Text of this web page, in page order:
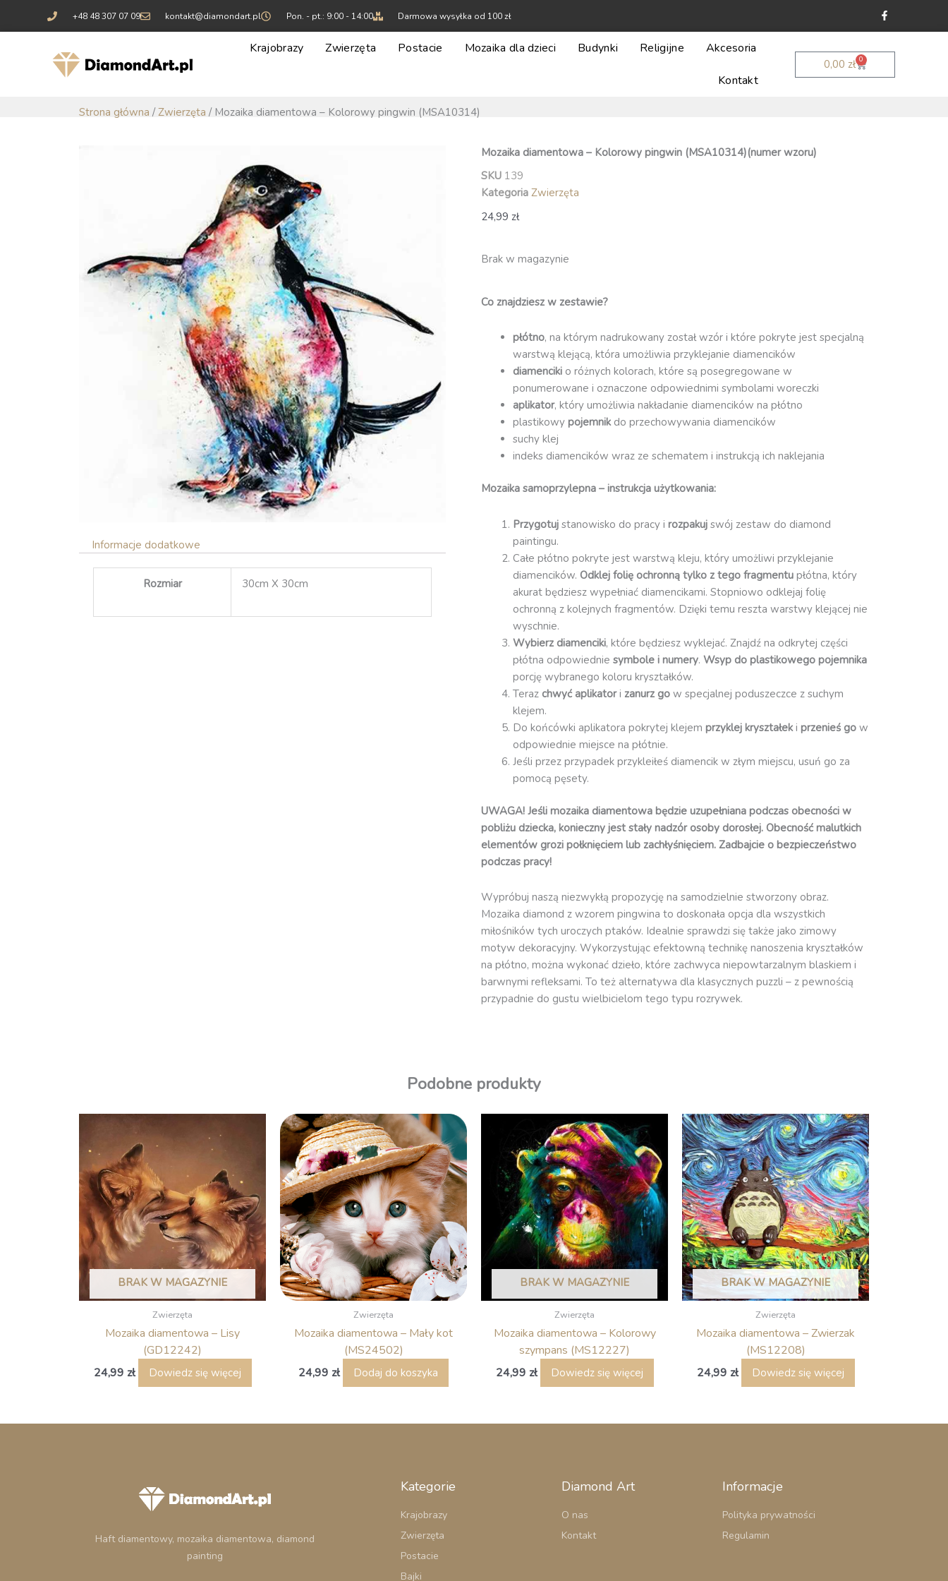
+48 48 307 07 09 kontakt@diamondart.pl Pon. - pt.: 9:00 - 14:00 Darmowa wysyłka od 100 zł a
c
e
o
Krajobrazy Zwierzęta Postacie Mozaika dla dzieci Budynki Religijne Akcesoria
Kontakt
0,00 zł 0
Wózek
Strona główna /Zwierzęta / Mozaika diamentowa – Kolorowy pingwin (MSA10314)
Informacje dodatkowe
Rozmiar 30cm X 30cm
Mozaika diamentowa – Kolorowy pingwin (MSA10314)(numer wzoru)
SKU 139
Kategoria Zwierzęta
24,99 zł
Brak w magazynie
Co znajdziesz w zestawie?
płótno, na którym nadrukowany został wzór i które pokryte jest specjalną
warstwą klejącą, która umożliwia przyklejanie diamencików
diamenciki o różnych kolorach, które są posegregowane w
ponumerowane i oznaczone odpowiednimi symbolami woreczki
aplikator, który umożliwia nakładanie diamencików na płótno
plastikowy pojemnik do przechowywania diamencików
suchy klej
indeks diamencików wraz ze schematem i instrukcją ich naklejania
Mozaika samoprzylepna – instrukcja użytkowania:
Przygotuj stanowisko do pracy i rozpakuj swój zestaw do diamond
paintingu.
Całe płótno pokryte jest warstwą kleju, który umożliwi przyklejanie
diamencików. Odklej folię ochronną tylko z tego fragmentu płótna, który
akurat będziesz wypełniać diamencikami. Stopniowo odklejaj folię
ochronną z kolejnych fragmentów. Dzięki temu reszta warstwy klejącej nie
wyschnie.
Wybierz diamenciki, które będziesz wyklejać. Znajdź na odkrytej części
płótna odpowiednie symbole i numery. Wsyp do plastikowego pojemnika
porcję wybranego koloru kryształków.
Teraz chwyć aplikatori zanurz go w specjalnej poduszeczce z suchym
klejem.
Do końcówki aplikatora pokrytej klejem przyklej kryształeki przenieś go w
odpowiednie miejsce na płótnie.
Jeśli przez przypadek przykleiłeś diamencik w złym miejscu, usuń go za
pomocą pęsety.
UWAGA! Jeśli mozaika diamentowa będzie uzupełniana podczas obecności w
pobliżu dziecka, konieczny jest stały nadzór osoby dorosłej. Obecność malutkich
elementów grozi połknięciem lub zachłyśnięciem. Zadbajcie o bezpieczeństwo
podczas pracy!
Wypróbuj naszą niezwykłą propozycję na samodzielnie stworzony obraz.
Mozaika diamond z wzorem pingwina to doskonała opcja dla wszystkich
miłośników tych uroczych ptaków. Idealnie sprawdzi się także jako zimowy
motyw dekoracyjny. Wykorzystując efektowną technikę nanoszenia kryształków
na płótno, można wykonać dzieło, które zachwyca niepowtarzalnym blaskiem i
barwnymi refleksami. To też alternatywa dla klasycznych puzzli – z pewnością
przypadnie do gustu wielbicielom tego typu rozrywek.
Podobne produkty
BRAK W MAGAZYNIE
Zwierzęta
Mozaika diamentowa – Lisy
(GD12242)
24,99 zł Dowiedz się więcej
Zwierzęta
Mozaika diamentowa – Mały kot
(MS24502)
24,99 zł Dodaj do koszyka
BRAK W MAGAZYNIE
Zwierzęta
Mozaika diamentowa – Kolorowy
szympans (MS12227)
24,99 zł Dowiedz się więcej
BRAK W MAGAZYNIE
Zwierzęta
Mozaika diamentowa – Zwierzak
(MS12208)
24,99 zł Dowiedz się więcej
Haft diamentowy, mozaika diamentowa, diamond
painting
Kategorie
Krajobrazy
Zwierzęta
Postacie
Bajki
Diamond Art
O nas
Kontakt
Informacje
Polityka prywatności
Regulamin